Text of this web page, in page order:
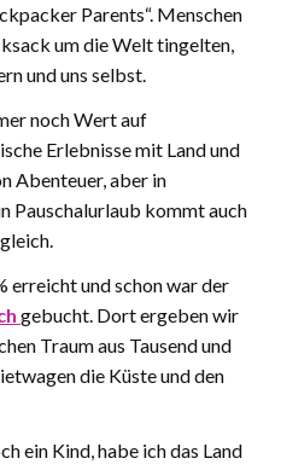
Parents“. Menschen
um die Welt tingelten,
und uns selbst.
noch Wert auf
Erlebnisse mit Land und
Abenteuer, aber in
Pauschalurlaub kommt auch
erreicht und schon war der
gebucht. Dort ergeben wir
Traum aus Tausend und
die Küste und den
ein Kind, habe ich das Land